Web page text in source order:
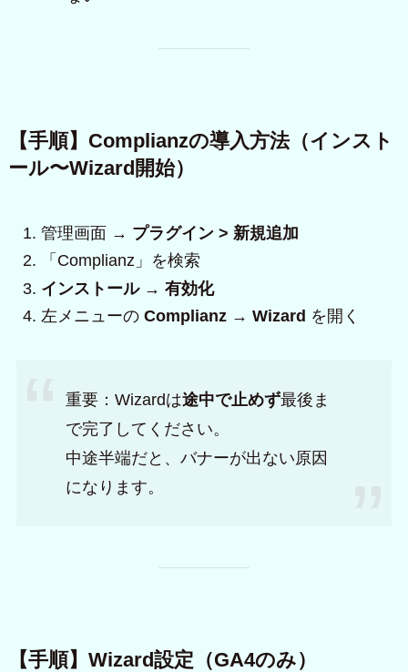
【手順】Complianzの導入方法（インスト
ール〜Wizard開始）
管理画面 → プラグイン > 新規追加
「Complianz」を検索
インストール → 有効化
左メニューの Complianz → Wizard を開く
重要：Wizardは途中で止めず最後ま
で完了してください。
中途半端だと、バナーが出ない原因
になります。
【手順】Wizard設定（GA4のみ）